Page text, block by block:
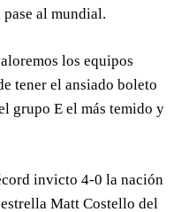
al mundial.
los equipos
tener el ansiado boleto
grupo E el más temido y
invicto 4-0 la nación
Matt Costello del